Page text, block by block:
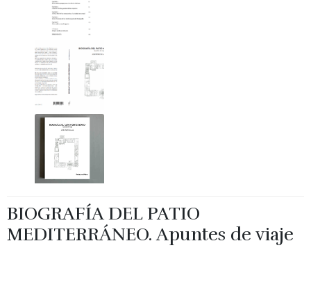
BIOGRAFÍA DEL PATIO
MEDITERRÁNEO. Apuntes de viaje